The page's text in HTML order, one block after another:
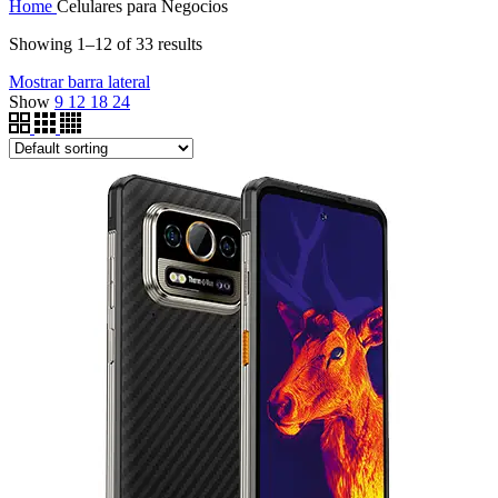
Home Celulares para Negocios
Showing 1–12 of 33 results
Mostrar barra lateral
Show 9 12 18 24